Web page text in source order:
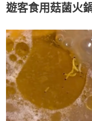
遊客食用菇菌